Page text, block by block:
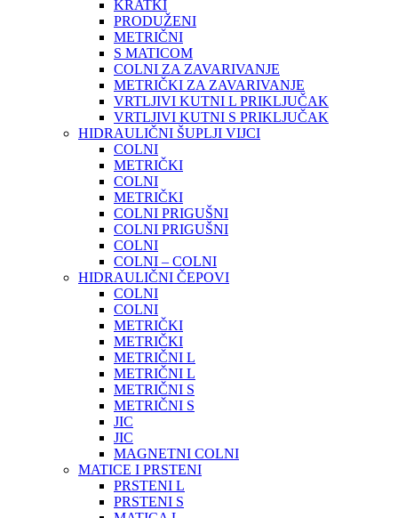
KRATKI
PRODUŽENI
METRIČNI
S MATICOM
COLNI ZA ZAVARIVANJE
METRIČKI ZA ZAVARIVANJE
VRTLJIVI KUTNI L PRIKLJUČAK
VRTLJIVI KUTNI S PRIKLJUČAK
HIDRAULIČNI ŠUPLJI VIJCI
COLNI
METRIČKI
COLNI
METRIČKI
COLNI PRIGUŠNI
COLNI PRIGUŠNI
COLNI
COLNI – COLNI
HIDRAULIČNI ČEPOVI
COLNI
COLNI
METRIČKI
METRIČKI
METRIČNI L
METRIČNI L
METRIČNI S
METRIČNI S
JIC
JIC
MAGNETNI COLNI
MATICE I PRSTENI
PRSTENI L
PRSTENI S